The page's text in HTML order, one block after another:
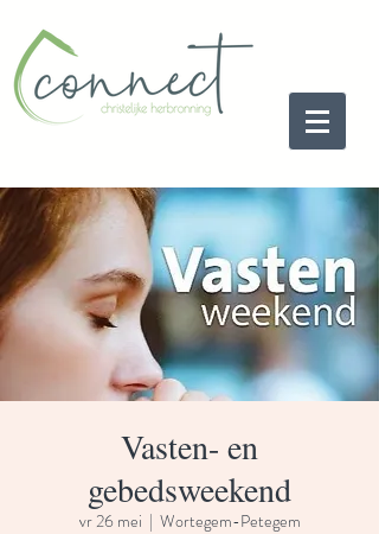
Vasten- en
gebedsweekend
vr 26 mei
  |
Wortegem-Petegem